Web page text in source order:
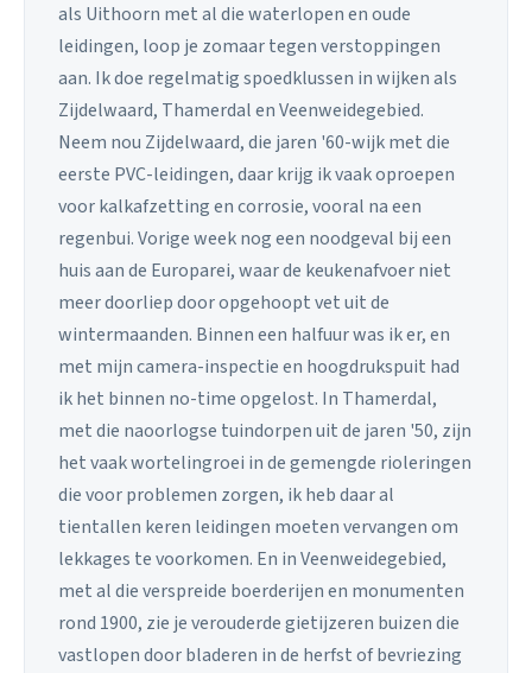
als Uithoorn met al die waterlopen en oude
leidingen, loop je zomaar tegen verstoppingen
aan. Ik doe regelmatig spoedklussen in wijken als
Zijdelwaard, Thamerdal en Veenweidegebied.
Neem nou Zijdelwaard, die jaren '60-wijk met die
eerste PVC-leidingen, daar krijg ik vaak oproepen
voor kalkafzetting en corrosie, vooral na een
regenbui. Vorige week nog een noodgeval bij een
huis aan de Europarei, waar de keukenafvoer niet
meer doorliep door opgehoopt vet uit de
wintermaanden. Binnen een halfuur was ik er, en
met mijn camera-inspectie en hoogdrukspuit had
ik het binnen no-time opgelost. In Thamerdal,
met die naoorlogse tuindorpen uit de jaren '50, zijn
het vaak wortelingroei in de gemengde rioleringen
die voor problemen zorgen, ik heb daar al
tientallen keren leidingen moeten vervangen om
lekkages te voorkomen. En in Veenweidegebied,
met al die verspreide boerderijen en monumenten
rond 1900, zie je verouderde gietijzeren buizen die
vastlopen door bladeren in de herfst of bevriezing